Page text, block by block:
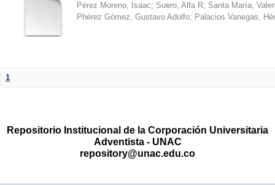
Pérez Moreno, Isaac; Suero, Alfa R; Santa María,
Phérez Gómez, Gustavo Adolfo; Palacios Vanegas,
1
Repositorio Institucional de la Corporación Universitaria
Adventista - UNAC
repository@unac.edu.co